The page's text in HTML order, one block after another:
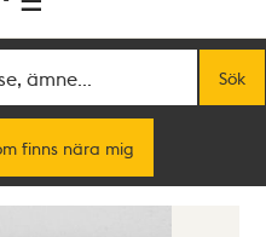
Sök
finns nära mig